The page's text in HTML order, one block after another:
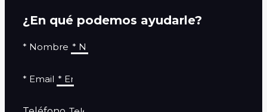
¿En qué podemos ayudarle?
* Nombre
* Email